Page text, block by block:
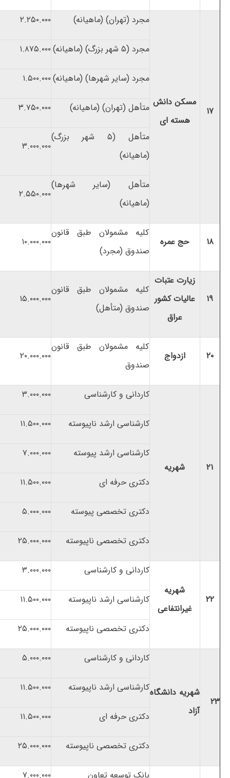
۱۷
مسکن دانش
هسته ای
مجرد (تهران) (ماهیانه) ۲.۲۵۰.۰۰۰
مجرد (۵ شهر بزرگ) (ماهیانه) ۱.۸۷۵.۰۰۰
مجرد (سایر شهرها) (ماهیانه)۱.۵۰۰.۰۰۰
متأهل (تهران) (ماهیانه) ۳.۷۵۰.۰۰۰
متأهل (۵ شهر بزرگ)
(ماهیانه)
۳.۰۰۰.۰۰۰
متأهل (سایر شهرها)
(ماهیانه)
۲.۵۵۰.۰۰۰
۱۸ حج عمره
کلیه مشمولان طبق قانون
صندوق (مجرد)
۱۰.۰۰۰.۰۰۰
۱۹
زیارت عتبات
عالیات کشور
عراق
کلیه مشمولان طبق قانون
صندوق (متأهل)
۱۵.۰۰۰.۰۰۰
۲۰ ازدواج
کلیه مشمولان طبق قانون
صندوق
۲۰.۰۰۰.۰۰۰
۲۱ شهریه
کاردانی و کارشناسی ۳.۰۰۰.۰۰۰
کارشناسی ارشد ناپیوسته ۱۱.۵۰۰.۰۰۰
کارشناسی ارشد پیوسته ۷.۰۰۰.۰۰۰
دکتری حرفه ای ۱۱.۵۰۰.۰۰۰
دکتری تخصصی پیوسته ۵.۰۰۰.۰۰۰
دکتری تخصصی ناپیوسته ۲۵.۰۰۰.۰۰۰
۲۲
شهریه
غیرانتفاعی
کاردانی و کارشناسی ۳.۰۰۰.۰۰۰
کارشناسی ارشد ناپیوسته ۱۱.۵۰۰.۰۰۰
دکتری تخصصی ناپیوسته ۲۵.۰۰۰.۰۰۰
۲۳
شهریه دانشگاه
آزاد
کاردانی و کارشناسی ۵.۰۰۰.۰۰۰
کارشناسی ارشد ناپیوسته ۱۱.۵۰۰.۰۰۰
دکتری حرفه ای ۱۱.۵۰۰.۰۰۰
دکتری تخصصی ناپیوسته ۲۵.۰۰۰.۰۰۰
بانک توسعه تعاون ۷.۰۰۰.۰۰۰